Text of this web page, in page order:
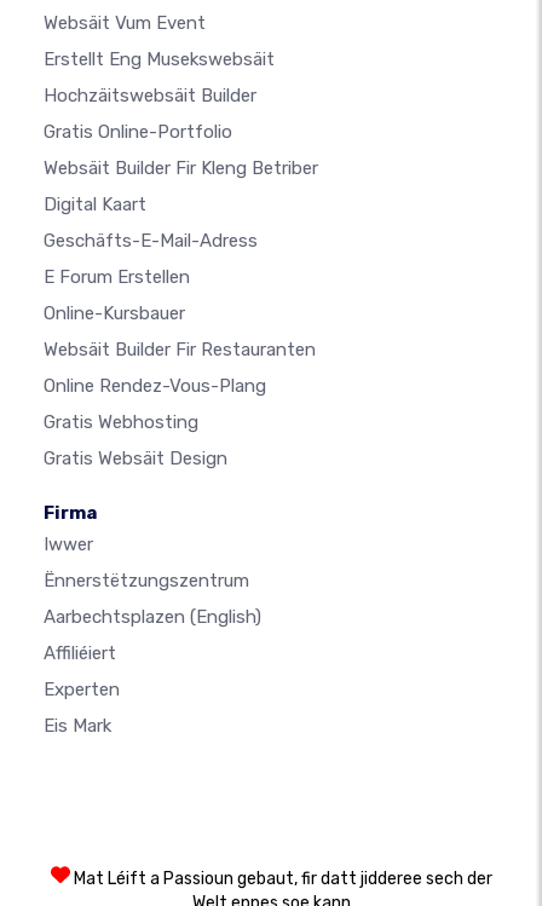
Websäit Vum Event
Erstellt Eng Musekswebsäit
Hochzäitswebsäit Builder
Gratis Online-Portfolio
Websäit Builder Fir Kleng Betriber
Digital Kaart
Geschäfts-E-Mail-Adress
E Forum Erstellen
Online-Kursbauer
Websäit Builder Fir Restauranten
Online Rendez-Vous-Plang
Gratis Webhosting
Gratis Websäit Design
Firma
Iwwer
Ënnerstëtzungszentrum
Aarbechtsplazen (English)
Affiliéiert
Experten
Eis Mark
Mat Léift a Passioun gebaut, fir datt jidderee sech der